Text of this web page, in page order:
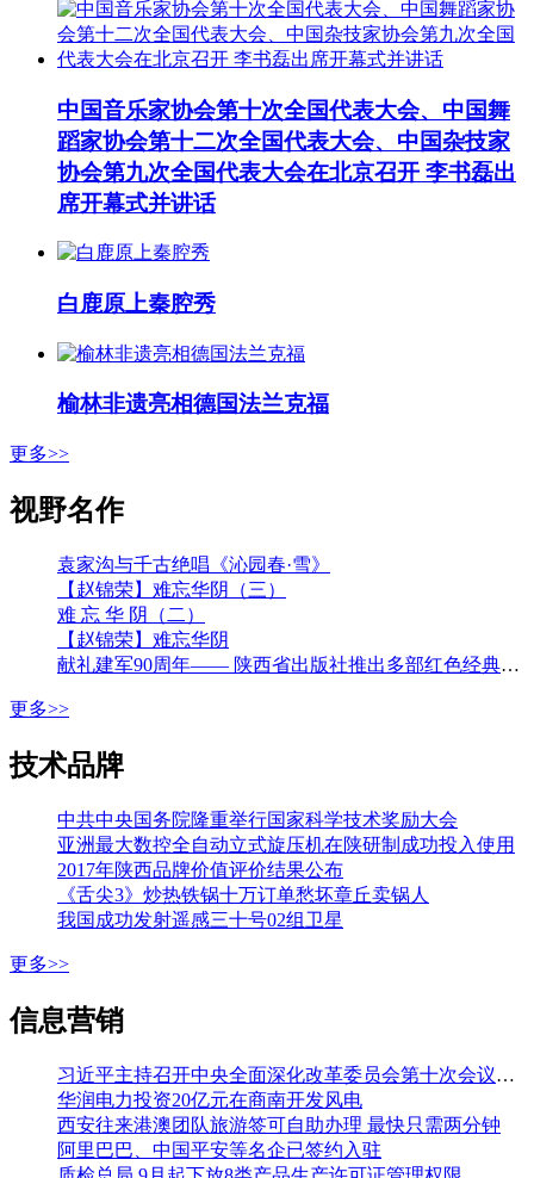
中国音乐家协会第十次全国代表大会、中国舞
蹈家协会第十二次全国代表大会、中国杂技家
协会第九次全国代表大会在北京召开 李书磊出
席开幕式并讲话
白鹿原上秦腔秀
榆林非遗亮相德国法兰克福
更多>>
视野名作
袁家沟与千古绝唱《沁园春·雪》
【赵锦荣】难忘华阴（三）
难 忘 华 阴（二）
【赵锦荣】难忘华阴
献礼建军90周年—— 陕西省出版社推出多部红色经典图书
更多>>
技术品牌
中共中央国务院隆重举行国家科学技术奖励大会
亚洲最大数控全自动立式旋压机在陕研制成功投入使用
2017年陕西品牌价值评价结果公布
《舌尖3》炒热铁锅十万订单愁坏章丘卖锅人
我国成功发射遥感三十号02组卫星
更多>>
信息营销
习近平主持召开中央全面深化改革委员会第十次会议强调 加强改革系统集成协同高效 推动各方面制度更加成熟更加定型 李克强王沪宁韩正出席
华润电力投资20亿元在商南开发风电
西安往来港澳团队旅游签可自助办理 最快只需两分钟
阿里巴巴、中国平安等名企已签约入驻